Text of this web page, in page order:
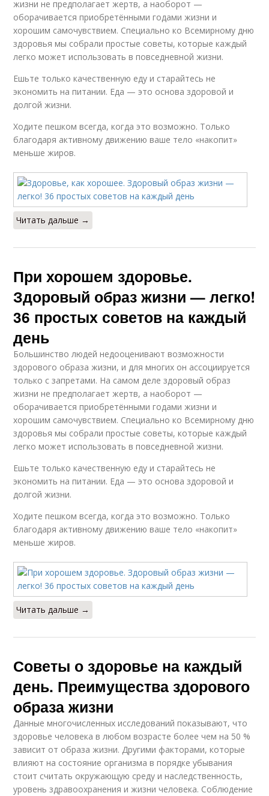
жизни не предполагает жертв, а наоборот —
оборачивается приобретёнными годами жизни и
хорошим самочувствием. Специально ко Всемирному дню
здоровья мы собрали простые советы, которые каждый
легко может использовать в повседневной жизни.
Ешьте только качественную еду и старайтесь не
экономить на питании. Еда — это основа здоровой и
долгой жизни.
Ходите пешком всегда, когда это возможно. Только
благодаря активному движению ваше тело «накопит»
меньше жиров.
Читать дальше →
При хорошем здоровье.
Здоровый образ жизни — легко!
36 простых советов на каждый
день
Большинство людей недооценивают возможности
здорового образа жизни, и для многих он ассоциируется
только с запретами. На самом деле здоровый образ
жизни не предполагает жертв, а наоборот —
оборачивается приобретёнными годами жизни и
хорошим самочувствием. Специально ко Всемирному дню
здоровья мы собрали простые советы, которые каждый
легко может использовать в повседневной жизни.
Ешьте только качественную еду и старайтесь не
экономить на питании. Еда — это основа здоровой и
долгой жизни.
Ходите пешком всегда, когда это возможно. Только
благодаря активному движению ваше тело «накопит»
меньше жиров.
Читать дальше →
Советы о здоровье на каждый
день. Преимущества здорового
образа жизни
Данные многочисленных исследований показывают, что
здоровье человека в любом возрасте более чем на 50 %
зависит от образа жизни. Другими факторами, которые
влияют на состояние организма в порядке убывания
стоит считать окружающую среду и наследственность,
уровень здравоохранения и жизни человека. Соблюдение